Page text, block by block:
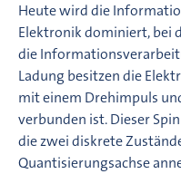
Heute wird die
Elektronik dominiert, bei
die
Ladung besitzen die
mit einem Drehimpuls
verbunden ist. Dieser
die zwei diskrete
Quantisierungsachse